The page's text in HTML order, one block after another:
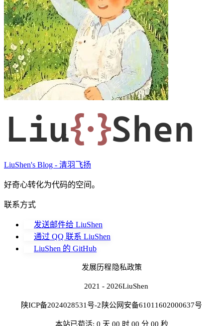
Liu{·}Shen
LiuShen's Blog - 清羽飞扬
好奇心转化为代码的空间。
联系方式
发送邮件给 LiuShen
通过 QQ 联系 LiuShen
LiuShen 的 GitHub
发展历程 隐私政策
2021 - 2026LiuShen
陕ICP备2024028531号-2 陕公网安备61011602000637号
本站已苟活: 0 天 00 时 00 分 00 秒